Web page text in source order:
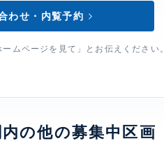
わせ・内覧予約
ムページを見て」とお伝えください
の他の募集中区画